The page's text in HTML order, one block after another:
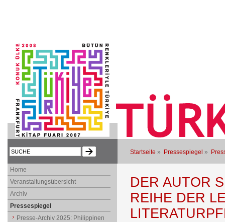
Startseite » Pressespiegel »
DER AUTOR
REIHE DER
Home
Veranstaltungsübersicht
Archiv
Pressespiegel
Presse-Archiv 2025: Philippinen